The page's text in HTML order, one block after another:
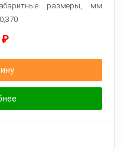
размеры, мм
₽